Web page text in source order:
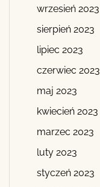
wrzesień 2023
sierpień 2023
lipiec 2023
czerwiec 2023
maj 2023
kwiecień 2023
marzec 2023
luty 2023
styczeń 2023